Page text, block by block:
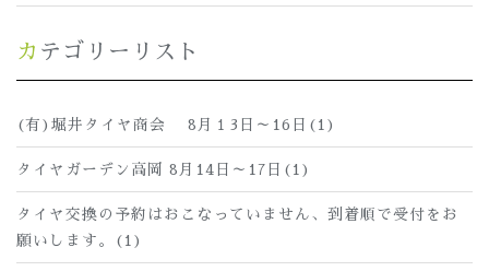
カテゴリーリスト
(有)堀井タイヤ商会 8月１3日～16日(1)
タイヤガーデン高岡 8月14日～17日(1)
タイヤ交換の予約はおこなっていません、到着順で受付をお
願いします。(1)